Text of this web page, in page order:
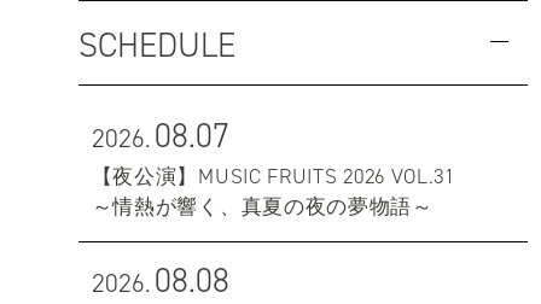
SCHEDULE
2026.08.07
【夜公演】MUSIC FRUITS 2026 VOL.31
～情熱が響く、真夏の夜の夢物語～
2026.08.08